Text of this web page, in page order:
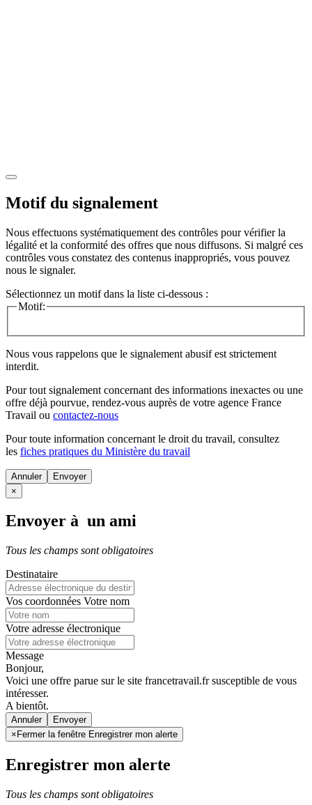
Motif du signalement
Nous effectuons systématiquement des contrôles pour vérifier la
légalité et la conformité des offres que nous diffusons. Si malgré ces
contrôles vous constatez des contenus inappropriés, vous pouvez
nous le signaler.
Sélectionnez un motif dans la liste ci-dessous :
Motif:
Nous vous rappelons que le signalement abusif est strictement
interdit.
Pour tout signalement concernant des informations inexactes ou une
offre déjà pourvue, rendez-vous auprès de votre agence France
Travail ou contactez-nous
Pour toute information concernant le droit du travail, consultez
les fiches pratiques du Ministère du travail
Annuler
×
Envoyer à un ami
Tous les champs sont obligatoires
Destinataire
Vos coordonnées Votre nom
Votre adresse électronique
Message
Bonjour,
Voici une offre parue sur le site francetravail.fr susceptible de vous
intéresser.
A bientôt.
Annuler
× Fermer la fenêtre Enregistrer mon alerte
Enregistrer mon alerte
Tous les champs sont obligatoires